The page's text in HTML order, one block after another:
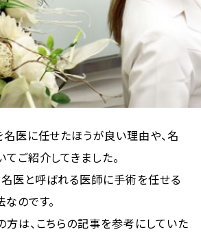
医に任せたほうが良い理由や、名
ご紹介してきました。
医と呼ばれる医師に手術を任せる
のです。
は、こちらの記事を参考にしていた